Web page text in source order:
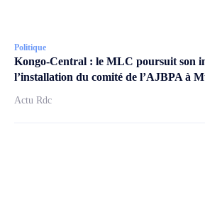
Politique
Kongo-Central : le MLC poursuit son
l’installation du comité de l’AJBPA à
Actu Rdc